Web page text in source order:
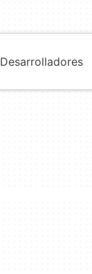
Desarrolladores